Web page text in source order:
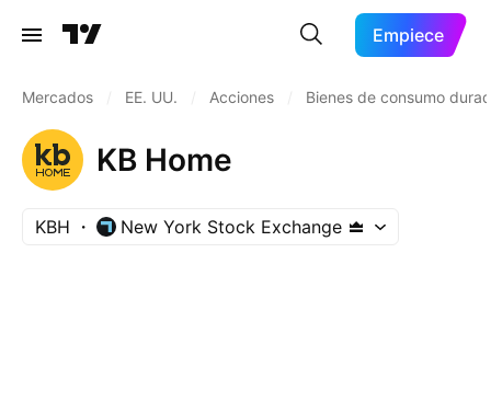
Empiece
Mercados EE. UU. Acciones Bienes de consumo
KB Home
KBH New York Stock Exchange